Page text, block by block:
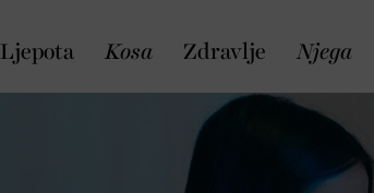
Ljepota Kosa Zdravlje Njega